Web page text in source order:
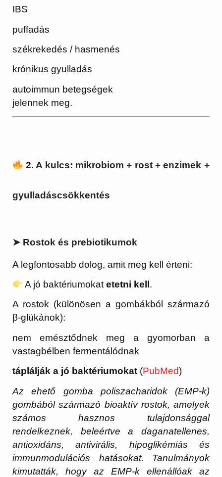
IBS
puffadás
székrekedés / hasmenés
krónikus gyulladás
autoimmun betegségek
jelennek meg.
2. A kulcs: mikrobiom + rost + enzimek +
gyulladáscsökkentés
➤ Rostok és prebiotikumok
A legfontosabb dolog, amit meg kell érteni:
A jó baktériumokatetetni kell .
A rostok (különösen a gombákból származó
β-glükánok):
nem emésztődnek meg a gyomorban a
vastagbélben fermentálódnak
táplálják a jó baktériumokat (PubMed)
Az ehető gomba poliszacharidok (EMP-k)
gombából származó bioaktív rostok, amelyek
számos hasznos tulajdonsággal
rendelkeznek, beleértve a daganatellenes,
antioxidáns, antivirális, hipoglikémiás és
immunmodulációs hatásokat. Tanulmányok
kimutatták, hogy az EMP-k ellenállóak az